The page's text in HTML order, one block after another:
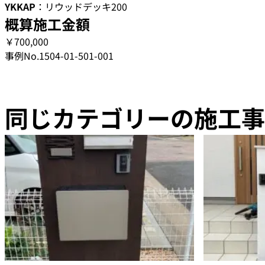
YKKAP ：リウッドデッキ200
概算施工金額
￥700,000
事例No.1504-01-501-001
同じカテゴリーの施工